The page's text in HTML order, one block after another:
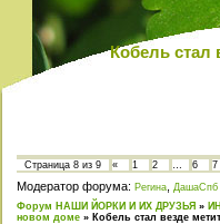
Кобель
Страница 8 из 9 « 1 2 … 6 7
Модератор форума: Регина ДашаСпб
Форум НАШИ ЙОРКИ И ИХ ДРУЗЬЯ »
новом доме » Кобель стал везде